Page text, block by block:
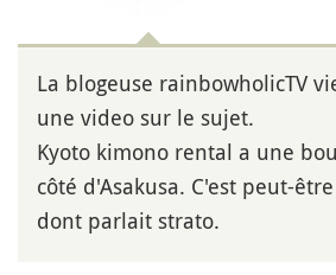
La blogeuse rainbowholicTV
une video sur le sujet.
Kyoto kimono rental a une
côté d'Asakusa. C'est peut-
dont parlait strato.